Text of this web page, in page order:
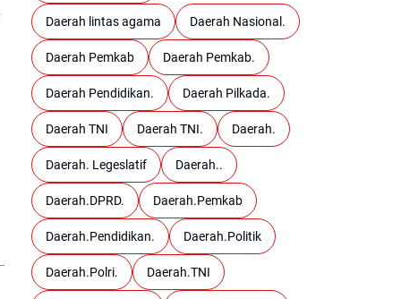
Daerah lintas agama Daerah Nasional.
Daerah Pemkab Daerah Pemkab.
Daerah Pendidikan. Daerah Pilkada.
Daerah TNI Daerah TNI. Daerah.
Daerah. Legeslatif Daerah..
Daerah.DPRD. Daerah.Pemkab
Daerah.Pendidikan. Daerah.Politik
Daerah.Polri. Daerah.TNI